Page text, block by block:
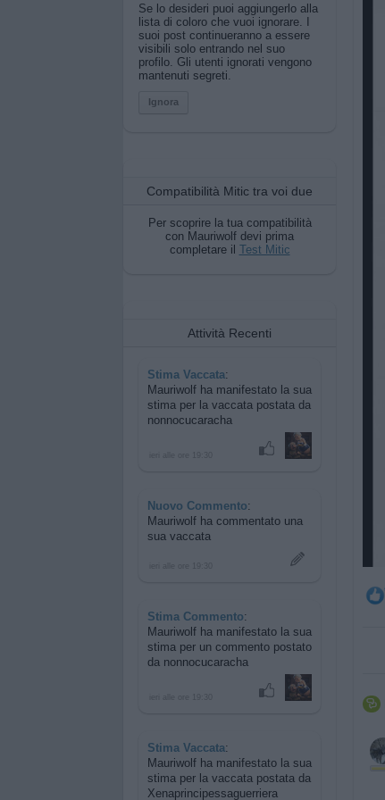
Se lo desideri puoi aggiungerlo alla
lista di coloro che vuoi ignorare. I
suoi post continueranno a essere
visibili solo entrando nel suo
profilo. Gli utenti ignorati vengono
mantenuti segreti.
Ignora
Compatibilità Mitic tra voi due
Per scoprire la tua compatibilità
con Mauriwolf devi prima
completare il Test Mitic
Attività Recenti
Stima Vaccata:
Mauriwolf ha manifestato la sua
stima per la vaccata postata da
nonnocucaracha
Nuovo Commento:
Mauriwolf ha commentato una
sua vaccata
Stima Commento:
Mauriwolf ha manifestato la sua
stima per un commento postato
da nonnocucaracha
Stima Vaccata:
Mauriwolf ha manifestato la sua
stima per la vaccata postata da
Xenaprincipessaguerriera
